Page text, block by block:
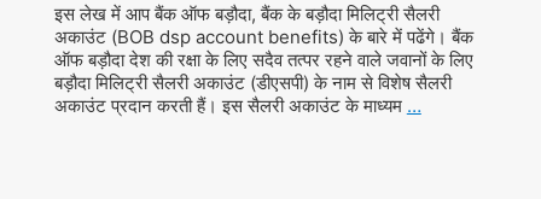
इस लेख में आप बैंक ऑफ बड़ौदा, बैंक के बड़ौदा मिलिट्री सैलरी
अकाउंट (BOB dsp account benefits) के बारे में पढेंगे। बैंक
ऑफ बड़ौदा देश की रक्षा के लिए सदैव तत्पर रहने वाले जवानों के लिए
बड़ौदा मिलिट्री सैलरी अकाउंट (डीएसपी) के नाम से विशेष सैलरी
अकाउंट प्रदान करती हैं। इस सैलरी अकाउंट के माध्यम …